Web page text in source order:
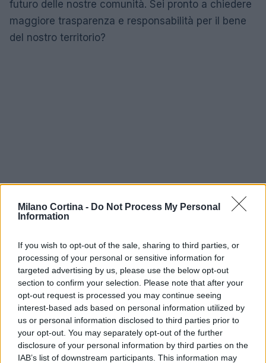
Milano Cortina - Do Not Process My Personal
Information
If you wish to opt-out of the sale, sharing to third parties, or
processing of your personal or sensitive information for
targeted advertising by us, please use the below opt-out
section to confirm your selection. Please note that after your
opt-out request is processed you may continue seeing
interest-based ads based on personal information utilized by
us or personal information disclosed to third parties prior to
your opt-out. You may separately opt-out of the further
disclosure of your personal information by third parties on the
IAB’s list of downstream participants. This information may
futuro delle nostre comunità. Sei pronto a chiedere
maggiore trasparenza e responsabilità per il bene
del nostro territorio?
AUTORE
AiAdhubMedia